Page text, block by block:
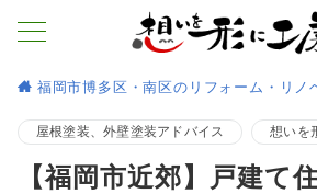
福岡市博多区・南区のリフォーム・リノ
屋根塗装、外壁塗装アドバイス 想いを
【福岡市近郊】戸建て